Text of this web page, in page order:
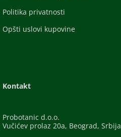
Politika privatnosti
Opšti uslovi kupovine
Kontakt
Probotanic d.o.o.
Vučićev prolaz 20a, Beograd, Srbija